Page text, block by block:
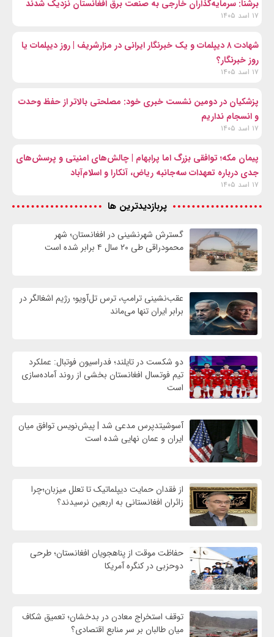
برشنا: سرمایه‌گذاران خارجی به صنعت برق افغانستان نزدیک شدند
۱۷ اسد ۱۴۰۵
شهادت ۸ دیپلمات و یک خبرنگار ایرانی در مزارشریف | روز دیپلمات یا
روز خبرنگار؟
۱۷ اسد ۱۴۰۵
پزشکیان در دومین نشست خبری خود: مصلحتی بالاتر از حفظ وحدت
و انسجام نداریم
۱۷ اسد ۱۴۰۵
پیمان مکه؛ توافقی بزرگ اما پرابهام | چالش‌های امنیتی و پرسش‌های
جدی درباره تعهدات سه‌جانبه ریاض، آنکارا و اسلام‌آباد
۱۷ اسد ۱۴۰۵
پربازدیدترین ها
گسترش شهرنشینی در افغانستان؛ شهر
محمودراقی طی ۲۰ سال ۴ برابر شده است
عقب‌نشینی ترامپ، ترس تل‌آویو؛ رژیم اشغالگر در
برابر ایران تنها می‌ماند
دو شکست در تایلند؛ فدراسیون فوتبال: عملکرد
تیم فوتسال افغانستان بخشی از روند آماده‌سازی
است
آسوشیتدپرس مدعی شد | پیش‌نویس توافق میان
ایران و عمان نهایی شده است
از فقدان حمایت دیپلماتیک تا تعلل میزبان؛چرا
زائران افغانستانی به اربعین نرسیدند؟
حفاظت موقت از پناهجویان افغانستان؛ طرحی
دوحزبی در کنگره آمریکا
توقف استخراج معادن در بدخشان؛ تعمیق شکاف
میان طالبان بر سر منابع اقتصادی؟